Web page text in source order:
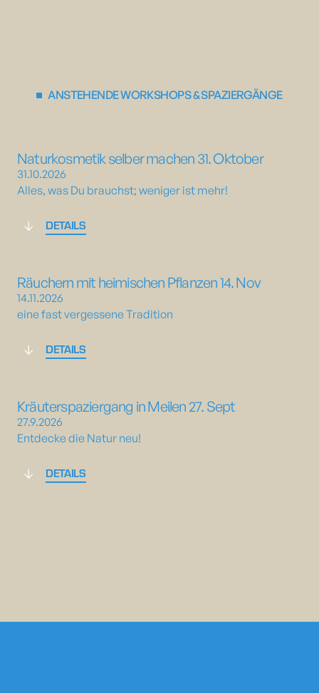
ANSTEHENDE WORKSHOPS & SPAZIERGÄNGE
Naturkosmetik selber machen 31. Oktober
31.10.2026
Alles, was Du brauchst; weniger ist mehr!
DETAILS
Räuchern mit heimischen Pflanzen 14. Nov
14.11.2026
eine fast vergessene Tradition
DETAILS
Kräuterspaziergang in Meilen 27. Sept
27.9.2026
Entdecke die Natur neu!
DETAILS